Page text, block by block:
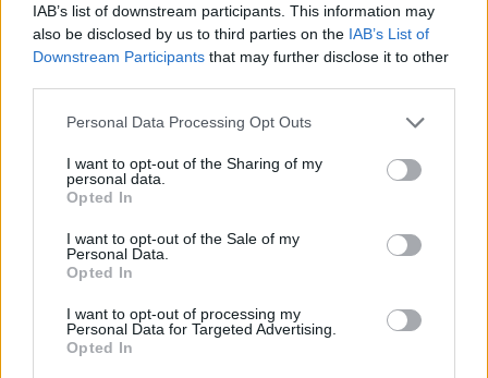
IAB’s list of downstream participants. This information may
also be disclosed by us to third parties on the IAB’s List of
Downstream Participants that may further disclose it to other
Please note that this website/app uses one or more Google
not limited to your visit or usage behaviour. You may click to
grant or deny consent to Google and its third-party tags to
use your data for below specified purposes in below Google
consent section.
Personal Data Processing Opt Outs
I want to opt-out of the Sharing of my
personal data.
Opted In
I want to opt-out of the Sale of my
Personal Data.
Opted In
I want to opt-out of processing my
Personal Data for Targeted Advertising.
Opted In